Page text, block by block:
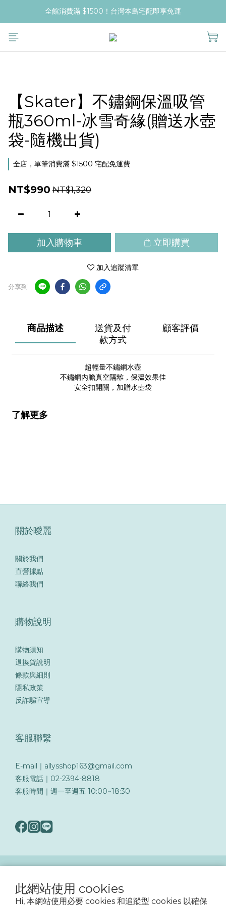
此網站使用 cookies
Hi, 本網站使用必要 cookies 和追蹤型 cookies 以確保
全館消費滿 $1500！台灣本島宅配即享免運
【Skater】不鏽鋼保溫吸管
瓶360ml-冰雪奇緣(贈送水壺
袋-隨機出貨)
全店，單筆消費滿 $1500 宅配免運費
NT$990 NT$1,320
加入購物車 立即購買
加入追蹤清單
分享到
商品描述
送貨及付
款方式
顧客評價
超輕量不鏽鋼水壺
不鏽鋼內膽真空隔離，保溫效果佳
安全扣開關，加贈水壺袋
了解更多
關於曖麗
關於我們
直營據點
聯絡我們
購物說明
購物須知
退換貨說明
條款與細則
隱私政策
反詐騙宣導
客服聯繫
E-mail｜allysshop163@gmail.com
客服電話｜02-2394-8818
客服時間｜週一至週五 10:00~18:30
安全